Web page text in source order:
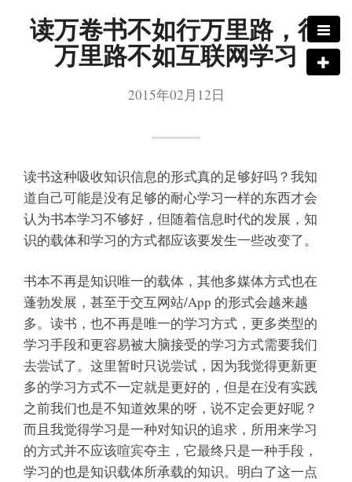
读万卷书不如行万里路，行
万里路不如互联网学习
2015年02月12日
读书这种吸收知识信息的形式真的足够好吗？我知
道自己可能是没有足够的耐心学习一样的东西才会
认为书本学习不够好，但随着信息时代的发展，知
识的载体和学习的方式都应该要发生一些改变了。
书本不再是知识唯一的载体，其他多媒体方式也在
蓬勃发展，甚至于交互网站/App 的形式会越来越
多。读书，也不再是唯一的学习方式，更多类型的
学习手段和更容易被大脑接受的学习方式需要我们
去尝试了。这里暂时只说尝试，因为我觉得更新更
多的学习方式不一定就是更好的，但是在没有实践
之前我们也是不知道效果的呀，说不定会更好呢？
而且我觉得学习是一种对知识的追求，所用来学习
的方式并不应该喧宾夺主，它最终只是一种手段，
学习的也是知识载体所承载的知识。明白了这一点